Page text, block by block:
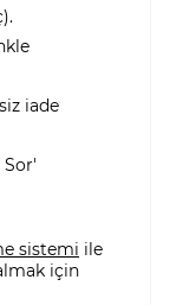
iade
Sor'
sistemi ile
için